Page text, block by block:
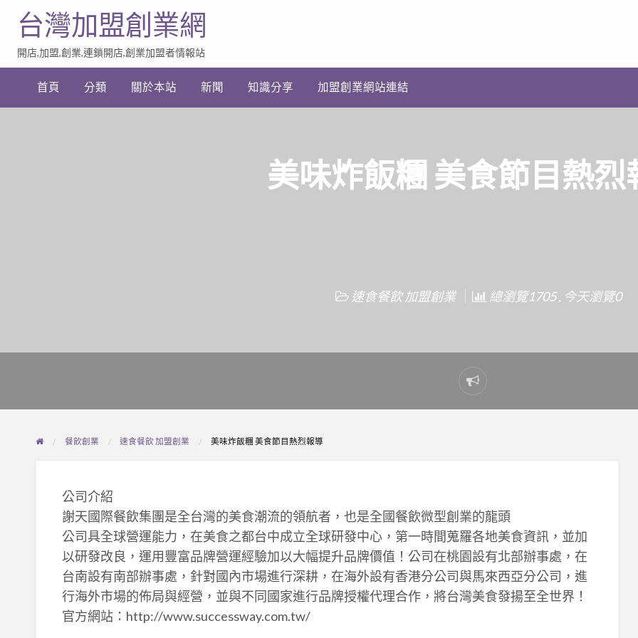
加
業
台灣加盟創業網
開店,加盟,創業,連鎖開店,創業加盟者情報站
首頁 分類 關於本站 新聞 知識分享 加盟創業網站連結
美味炸飯糰 美食節目熱烈
速食餐飲 加盟創業 總瀏覽1705 , 今天瀏覽0
Report
problem
餐飲創業 速食餐飲 加盟創業 美味炸飯糰 美食節目熱烈報導
公司介紹
謝天國際餐飲集團是全台灣的美食潮流的領航者，也是全國餐飲微型創業的龍頭
公司具全球營運能力，在美食之都台中成立全球研發中心，第一時間蒐羅各地美食資訊，並加
以研發改良，運用豐富品牌營運經驗加以大幅提升品牌價值！公司在桃園設有北部辦事處，在
台南設有南部辦事處，針對國內市場進行深耕，在海外設有香港分公司與馬來西亞分公司，進
行海外市場的佈局與經營，並與不同國家進行品牌授權代理合作，將台灣美食發揚至全世界！
官方網站：http://www.successway.com.tw/